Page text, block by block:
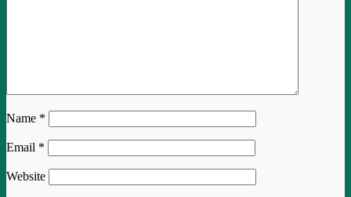
Name *
Email *
Website